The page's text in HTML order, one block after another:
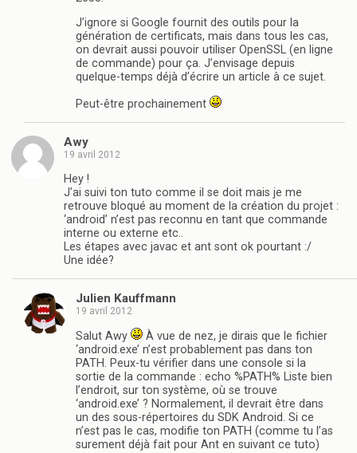
J’ignore si Google fournit des outils pour la
génération de certificats, mais dans tous les cas,
on devrait aussi pouvoir utiliser OpenSSL (en ligne
de commande) pour ça. J’envisage depuis
quelque-temps déjà d’écrire un article à ce sujet.
Peut-être prochainement
Awy
19 avril 2012
Hey !
J’ai suivi ton tuto comme il se doit mais je me
retrouve bloqué au moment de la création du projet :
‘android’ n’est pas reconnu en tant que commande
interne ou externe etc..
Les étapes avec javac et ant sont ok pourtant :/
Une idée?
Julien Kauffmann
19 avril 2012
Salut Awy
À vue de nez, je dirais que le fichier
‘android.exe’ n’est probablement pas dans ton
PATH. Peux-tu vérifier dans une console si la
sortie de la commande : echo %PATH% Liste bien
l’endroit, sur ton système, où se trouve
‘android.exe’ ? Normalement, il devrait être dans
un des sous-répertoires du SDK Android. Si ce
n’est pas le cas, modifie ton PATH (comme tu l’as
surement déjà fait pour Ant en suivant ce tuto)